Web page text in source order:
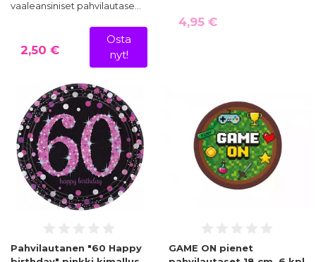
vaaleansiniset pahvilautase…
2,50 €
Osta
nyt!
4,95 €
Pahvilautanen "60 Happy
GAME ON pienet